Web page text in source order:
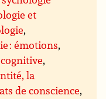
et
,
: émotions,
,
la
de conscience,